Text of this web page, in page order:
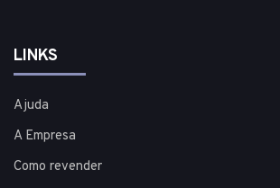
LINKS
Ajuda
A Empresa
Como revender